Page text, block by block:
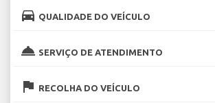
directions_car QUALIDADE DO VEÍCULO
room_service SERVIÇO DE ATENDIMENTO
flag RECOLHA DO VEÍCULO